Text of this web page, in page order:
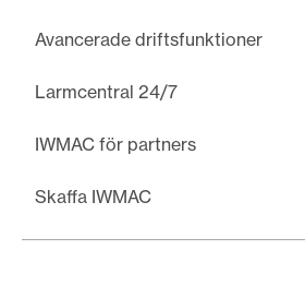
Avancerade driftsfunktioner
Larmcentral 24/7
IWMAC för partners
Skaffa IWMAC